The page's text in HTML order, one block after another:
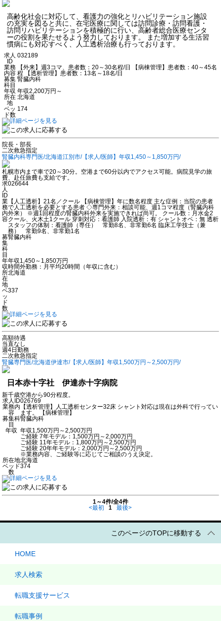
高齢化社会に対応して、看護力の強化とリハビリテーション施設
の充実を図ると共に、在宅医療に関しては訪問診療・訪問看護・
訪問リハビリテーションを積極的に行い、高齢者総合医療センタ
ーの役割を果たせるよう努力しております。 また増加する生活習
慣病にも対応すべく、人工透析治療も行っております。
求人
ID
032189
業務
内容
【外来】週3コマ、患者数：20～30名程/日 【病棟管理】患者数：40～45名
程 【透析管理】患者数：13名～18名/日
募集
科目
腎臓内科
年収 年収2,200万円～
所在
地
北海道
ベッ
ド数
174
院長・部長
二次救急指定
腎臓内科専門医/北海道江別市/【求人/医師】年収1,450～1,850万円/
札幌市内まで車で20～30分。空港まで60分以内でアクセス可能。病院見学の旅
費、赴任旅費も支給です。
求
人
ID
026644
業
務
内
容
【人工透析】21名／クール 【病棟管理】年に数名程度 主な症例：当院の患者
で人工透析を必要とする患者 ◇専門外来：相談可能、週1コマ程度（腎臓内科
外来） ※週1回程度の腎臓内科外来を実施できれば尚可。 クール数：月水金2
クール、火木土1クール 穿刺対応：看護師 入院透析：有 シャントオペ：無 透析
スタッフの体制：看護師（専任） 常勤8名、非常勤6名 臨床工学技士（兼
務） 常勤9名、非常勤1名
募
集
科
目
腎臓内科
年
収
年収1,450～1,850万円
時間外勤務：月平均20時間（年収に含む）
所
在
地
北海道
ベ
ッ
ド
数
337
高額待遇
当直なし
週4日勤務
二次救急指定
腎臓専門医/北海道伊達市/【求人/医師】年収1,500万円～2,500万円/
日本赤十字社 伊達赤十字病院
新千歳空港から90分程度。
求人ID026769
業務内
容
【透析管理】人工透析センター32床 シャント対応は現在は外科で行ってい
ます。 【病棟管理】
募集科
目
腎臓内科
年収 年収1,500万円～2,500万円
ご経験 7年モデル：1,500万円～2,000万円
ご経験 11年モデル：1,800万円～2,500万円
ご経験 20年年モデル：2,000万円～2,500万円
※業務内容、ご経験等に応じてご相談のうえ決定。
所在地北海道
ベッド
数
374
1～4件/全4件
<最初
1 最後>
このページのTOPに移動する
HOME
求人検索
転職支援サービス
転職事例